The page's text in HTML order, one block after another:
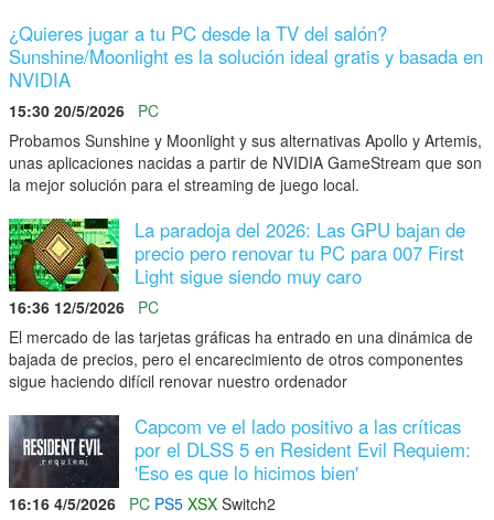
¿Quieres jugar a tu PC desde la TV del salón?
Sunshine/Moonlight es la solución ideal gratis y basada en
NVIDIA
15:30 20/5/2026
PC
Probamos Sunshine y Moonlight y sus alternativas Apollo y Artemis,
unas aplicaciones nacidas a partir de NVIDIA GameStream que son
la mejor solución para el streaming de juego local.
La paradoja del 2026: Las GPU bajan de
precio pero renovar tu PC para 007 First
Light sigue siendo muy caro
16:36 12/5/2026
PC
El mercado de las tarjetas gráficas ha entrado en una dinámica de
bajada de precios, pero el encarecimiento de otros componentes
sigue haciendo difícil renovar nuestro ordenador
Capcom ve el lado positivo a las críticas
por el DLSS 5 en Resident Evil Requiem:
'Eso es que lo hicimos bien'
16:16 4/5/2026 PC PS5 XSX Switch2